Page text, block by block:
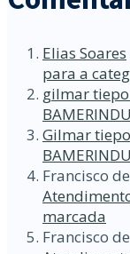
Elias Soares
para a
gilmar
Gilmar
Francisco
marcada
Francisco